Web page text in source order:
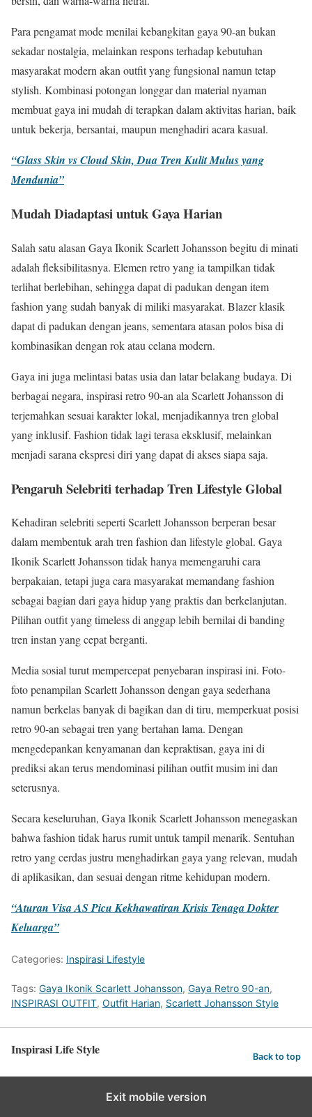
Para pengamat mode menilai kebangkitan gaya 90-an bukan
sekadar nostalgia, melainkan respons terhadap kebutuhan
masyarakat modern akan outfit yang fungsional namun tetap
stylish. Kombinasi potongan longgar dan material nyaman
membuat gaya ini mudah di terapkan dalam aktivitas harian, baik
untuk bekerja, bersantai, maupun menghadiri acara kasual.
“Glass Skin vs Cloud Skin, Dua Tren Kulit Mulus yang
Mendunia”
Mudah Diadaptasi untuk Gaya Harian
Salah satu alasan Gaya Ikonik Scarlett Johansson begitu di minati
adalah fleksibilitasnya. Elemen retro yang ia tampilkan tidak
terlihat berlebihan, sehingga dapat di padukan dengan item
fashion yang sudah banyak di miliki masyarakat. Blazer klasik
dapat di padukan dengan jeans, sementara atasan polos bisa di
kombinasikan dengan rok atau celana modern.
Gaya ini juga melintasi batas usia dan latar belakang budaya. Di
berbagai negara, inspirasi retro 90-an ala Scarlett Johansson di
terjemahkan sesuai karakter lokal, menjadikannya tren global
yang inklusif. Fashion tidak lagi terasa eksklusif, melainkan
menjadi sarana ekspresi diri yang dapat di akses siapa saja.
Pengaruh Selebriti terhadap Tren Lifestyle Global
Kehadiran selebriti seperti Scarlett Johansson berperan besar
dalam membentuk arah tren fashion dan lifestyle global. Gaya
Ikonik Scarlett Johansson tidak hanya memengaruhi cara
berpakaian, tetapi juga cara masyarakat memandang fashion
sebagai bagian dari gaya hidup yang praktis dan berkelanjutan.
Pilihan outfit yang timeless di anggap lebih bernilai di banding
tren instan yang cepat berganti.
Media sosial turut mempercepat penyebaran inspirasi ini. Foto-
foto penampilan Scarlett Johansson dengan gaya sederhana
namun berkelas banyak di bagikan dan di tiru, memperkuat posisi
retro 90-an sebagai tren yang bertahan lama. Dengan
mengedepankan kenyamanan dan kepraktisan, gaya ini di
prediksi akan terus mendominasi pilihan outfit musim ini dan
seterusnya.
Secara keseluruhan, Gaya Ikonik Scarlett Johansson menegaskan
bahwa fashion tidak harus rumit untuk tampil menarik. Sentuhan
retro yang cerdas justru menghadirkan gaya yang relevan, mudah
di aplikasikan, dan sesuai dengan ritme kehidupan modern.
“Aturan Visa AS Picu Kekhawatiran Krisis Tenaga Dokter
Keluarga”
Categories: Inspirasi Lifestyle
Tags: Gaya Ikonik Scarlett Johansson, Gaya Retro 90-an,
INSPIRASI OUTFIT, Outfit Harian, Scarlett Johansson Style
Inspirasi Life Style Back to top
Exit mobile version